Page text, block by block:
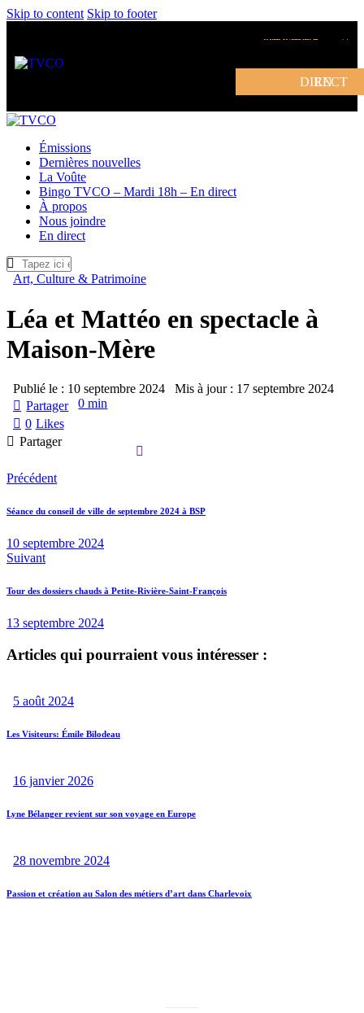
Skip to content Skip to footer
DEVENIR MEMBRE
EN DIRECT
Émissions
Dernières nouvelles
La Voûte
Bingo TVCO – Mardi 18h – En direct
À propos
Nous joindre
En direct
Art, Culture & Patrimoine
Léa et Mattéo en spectacle à
Maison-Mère
Publié le : 10 septembre 2024 Mis à jour : 17 septembre 2024
Partager
0 min
0 Likes
Partager
Précédent
Séance du conseil de ville de septembre 2024 à BSP
10 septembre 2024
Suivant
Tour des dossiers chauds à Petite-Rivière-Saint-François
13 septembre 2024
Articles qui pourraient vous intéresser :
5 août 2024
Les Visiteurs: Émile Bilodeau
16 janvier 2026
Lyne Bélanger revient sur son voyage en Europe
28 novembre 2024
Passion et création au Salon des métiers d’art dans Charlevoix